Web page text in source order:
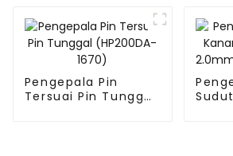
Pengepala Pin
Tersuai Pin Tunggal